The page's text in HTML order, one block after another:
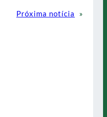
Próxima notícia
»